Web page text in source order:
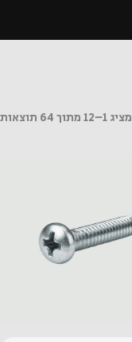
מציג 1–12 מתוך 64 תוצאות